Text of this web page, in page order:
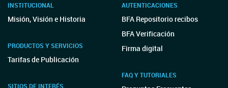
INSTITUCIONAL
Misión, Visión e Historia
PRODUCTOS Y SERVICIOS
Tarifas de Publicación
SITIOS DE INTERÉS
AUTENTICACIONES
BFA Repositorio recibos
BFA Verificación
Firma digital
FAQ Y TUTORIALES